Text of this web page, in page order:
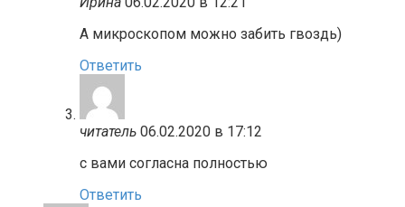
А микроскопом можно забить гвоздь)
Ответить
читатель 06.02.2020 в 17:12
с вами согласна полностью
Ответить